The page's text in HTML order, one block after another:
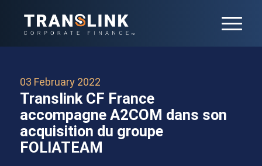
03 February 2022
Translink CF France
accompagne A2COM dans son
acquisition du groupe
FOLIATEAM